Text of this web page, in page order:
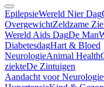
EpilepsieWereld Nier Dag
OvergewichtZeldzame
Wereld Aids DagDe Man
DiabetesdagHart & Bloed
NeurologieAnimal Health
ziekteDe Zintuigen
Aandacht voor Neurologie